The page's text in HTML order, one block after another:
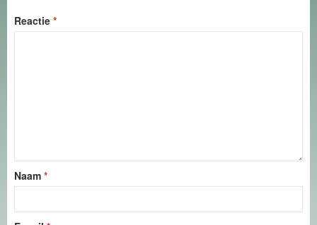
Reactie *
Naam *